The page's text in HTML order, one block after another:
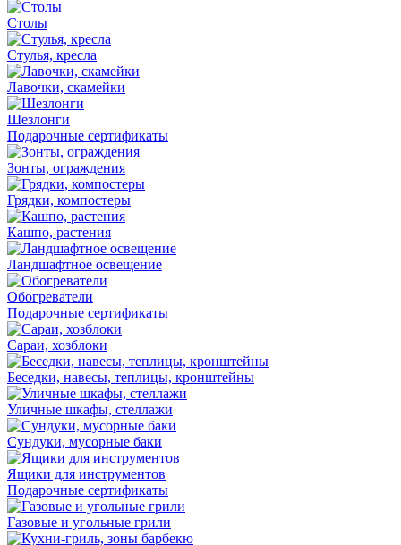
Столы
Стулья, кресла
Лавочки, скамейки
Шезлонги
Подарочные сертификаты
Зонты, ограждения
Грядки, компостеры
Кашпо, растения
Ландшафтное освещение
Обогреватели
Подарочные сертификаты
Сараи, хозблоки
Беседки, навесы, теплицы, кронштейны
Уличные шкафы, стеллажи
Сундуки, мусорные баки
Ящики для инструментов
Подарочные сертификаты
Газовые и угольные грили